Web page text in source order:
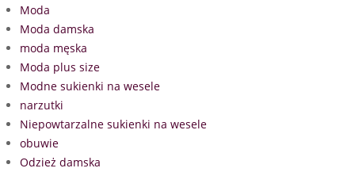
Moda
Moda damska
moda męska
Moda plus size
Modne sukienki na wesele
narzutki
Niepowtarzalne sukienki na wesele
obuwie
Odzież damska